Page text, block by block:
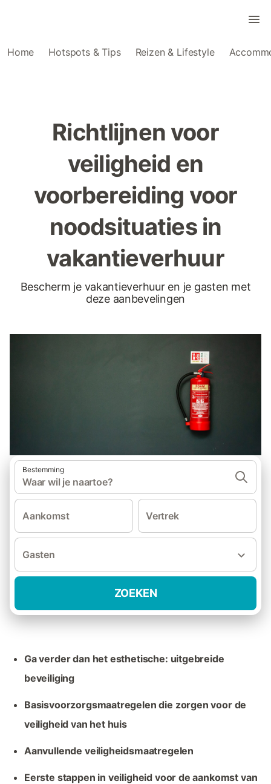
Home Hotspots & Tips Reizen & Lifestyle
Richtlijnen voor
veiligheid en
voorbereiding voor
noodsituaties in
vakantieverhuur
Bescherm je vakantieverhuur en je gasten met
deze aanbevelingen
Bestemming
Waar wil je naartoe?
Aankomst Vertrek
Gasten
ZOEKEN
Ga verder dan het esthetische: uitgebreide
beveiliging
Basisvoorzorgsmaatregelen die zorgen voor de
veiligheid van het huis
Aanvullende veiligheidsmaatregelen
Eerste stappen in veiligheid voor de aankomst van